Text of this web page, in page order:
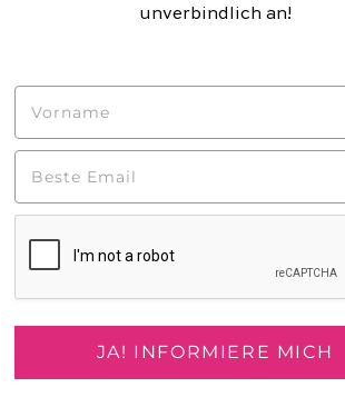
unverbindlich an!
JA! INFORMIERE MICH